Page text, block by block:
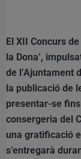
El XII Concurs
la Dona’,
de l’Ajuntament
la publicació de
presentar-se
consergeria del
una gratificació
s’entregarà